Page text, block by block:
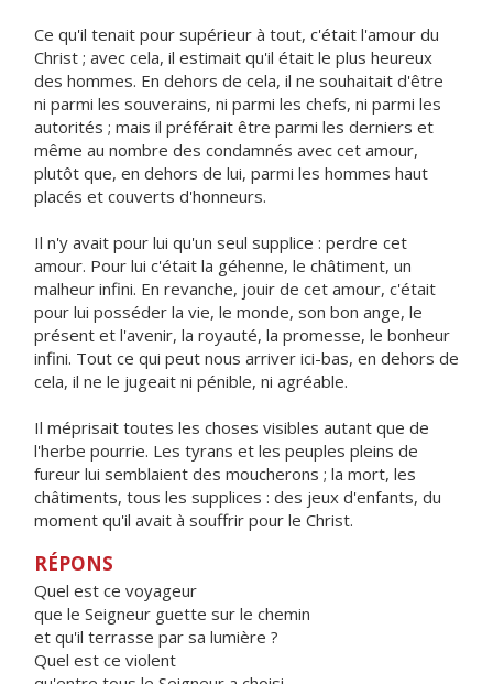
Ce qu'il tenait pour supérieur à tout, c'était l'amour du
Christ ; avec cela, il estimait qu'il était le plus heureux
des hommes. En dehors de cela, il ne souhaitait d'être
ni parmi les souverains, ni parmi les chefs, ni parmi les
autorités ; mais il préférait être parmi les derniers et
même au nombre des condamnés avec cet amour,
plutôt que, en dehors de lui, parmi les hommes haut
placés et couverts d'honneurs.
Il n'y avait pour lui qu'un seul supplice : perdre cet
amour. Pour lui c'était la géhenne, le châtiment, un
malheur infini. En revanche, jouir de cet amour, c'était
pour lui posséder la vie, le monde, son bon ange, le
présent et l'avenir, la royauté, la promesse, le bonheur
infini. Tout ce qui peut nous arriver ici-bas, en dehors de
cela, il ne le jugeait ni pénible, ni agréable.
Il méprisait toutes les choses visibles autant que de
l'herbe pourrie. Les tyrans et les peuples pleins de
fureur lui semblaient des moucherons ; la mort, les
châtiments, tous les supplices : des jeux d'enfants, du
moment qu'il avait à souffrir pour le Christ.
RÉPONS
Quel est ce voyageur
que le Seigneur guette sur le chemin
et qu'il terrasse par sa lumière ?
Quel est ce violent